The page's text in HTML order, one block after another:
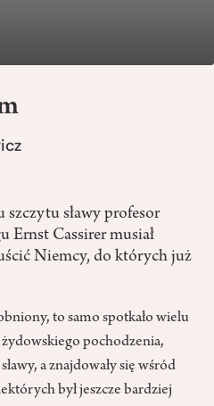
szczytu sławy profesor
Ernst Cassirer musiał
Niemcy, do których już
to samo spotkało wielu
pochodzenia,
a znajdowały się wśród
był jeszcze bardziej